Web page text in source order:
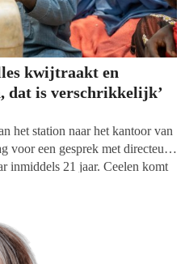
kwijtraakt en
dat is verschrikkelijk’
het station naar het kantoor van
voor een gesprek met directeur
inmiddels 21 jaar. Ceelen komt
beginnen meteen.